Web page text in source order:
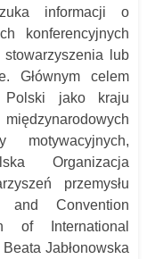
informacji o
konferencyjnych
lub
Głównym celem
Polski jako kraju
motywacyjnych,
Organizacja
przemysłu
and Convention
of International
Jabłonowska